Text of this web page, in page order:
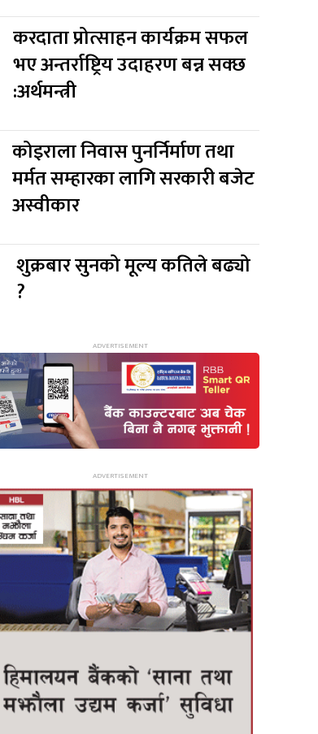
करदाता प्रोत्साहन कार्यक्रम सफल
भए अन्तर्राष्ट्रिय उदाहरण बन्न सक्छ
:अर्थमन्त्री
कोइराला निवास पुनर्निर्माण तथा
मर्मत सम्हारका लागि सरकारी बजेट
अस्वीकार
शुक्रबार सुनको मूल्य कतिले बढ्यो
?